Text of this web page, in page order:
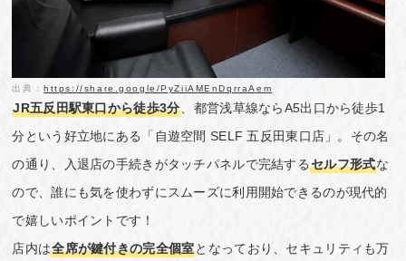
出典：https://share.google/PyZiiAMEnDqrraAem
JR五反田駅東口から徒歩3分 、都営浅草線ならA5出口から徒歩1
分という好立地にある「自遊空間 SELF 五反田東口店」。その名
の通り、入退店の手続きがタッチパネルで完結するセルフ形式な
ので、誰にも気を使わずにスムーズに利用開始できるのが現代的
で嬉しいポイントです！
店内は全席が鍵付きの完全個室となっており、セキュリティも万